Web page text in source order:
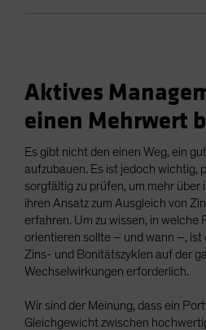
Aktives
einen Mehrwert
Es gibt nicht den einen Weg, ein
aufzubauen. Es ist jedoch wichtig,
sorgfältig zu prüfen, um mehr über
ihren Ansatz zum Ausgleich von
erfahren. Um zu wissen, in welche
orientieren sollte – und wann –, ist
Zins- und Bonitätszyklen auf der
Wechselwirkungen erforderlich.
Wir sind der Meinung, dass ein
Gleichgewicht zwischen